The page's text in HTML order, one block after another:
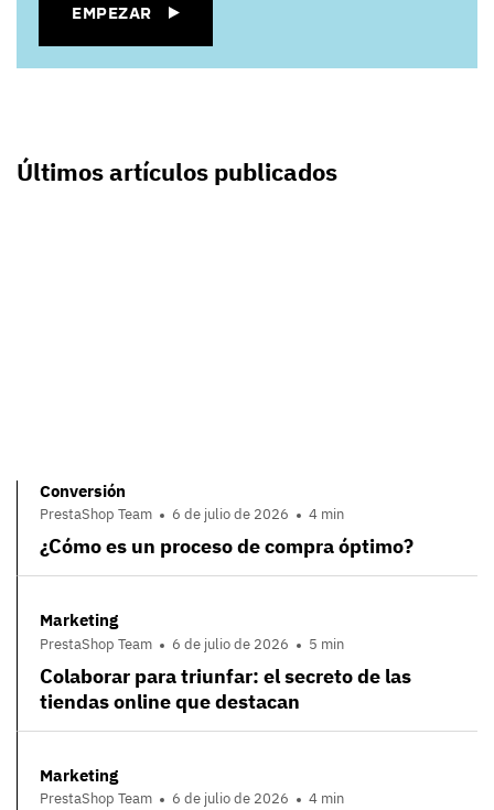
EMPEZAR
Últimos artículos publicados
Conversión
PrestaShop Team 6 de julio de 2026 4 min
¿Cómo es un proceso de compra óptimo?
Marketing
PrestaShop Team 6 de julio de 2026 5 min
Colaborar para triunfar: el secreto de las
tiendas online que destacan
Marketing
PrestaShop Team 6 de julio de 2026 4 min